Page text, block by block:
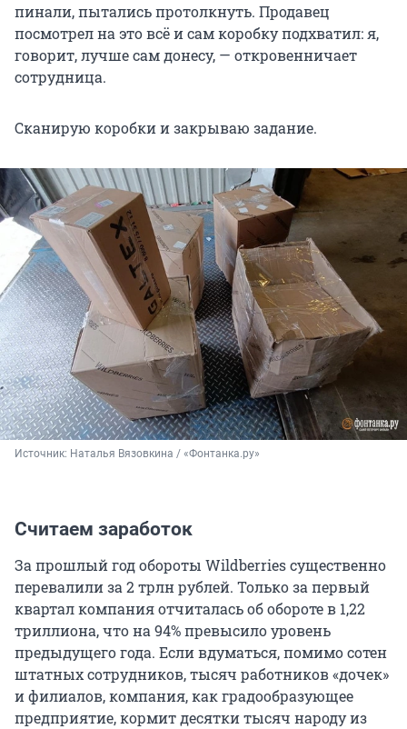
пинали, пытались протолкнуть. Продавец
посмотрел на это всё и сам коробку подхватил: я,
говорит, лучше сам донесу, — откровенничает
сотрудница.
Сканирую коробки и закрываю задание.
Источник: Наталья Вязовкина / «Фонтанка.ру»
Считаем заработок
За прошлый год обороты Wildberries существенно
перевалили за 2 трлн рублей. Только за первый
квартал компания отчиталась об обороте в 1,22
триллиона, что на 94% превысило уровень
предыдущего года. Если вдуматься, помимо сотен
штатных сотрудников, тысяч работников «дочек»
и филиалов, компания, как градообразующее
предприятие, кормит десятки тысяч народу из